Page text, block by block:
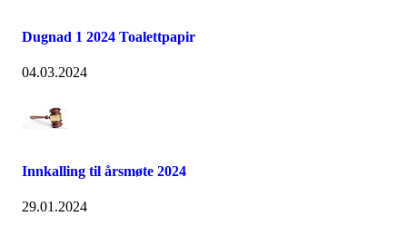
Dugnad 1 2024 Toalettpapir
04.03.2024
Innkalling til årsmøte 2024
29.01.2024